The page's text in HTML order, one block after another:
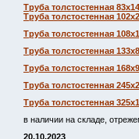
Труба толстостенная
Труба толстостенная
Труба толстостенная
Труба толстостенная 133х8
Труба толстостенная 168х9
Труба толстостенная
Труба толстостенная
в наличии на складе,
20.10.2023